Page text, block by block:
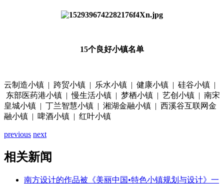
15个良好小镇名单
云制造小镇 | 跨贸小镇 | 乐水小镇 | 健康小镇 | 硅谷小镇 |
东部医药港小镇 | 慢生活小镇 | 梦栖小镇 | 艺创小镇 | 南宋
皇城小镇 | 丁兰智慧小镇 | 湘湖金融小镇 | 西溪谷互联网金
融小镇 | 啤酒小镇 | 红叶小镇
previous next
相关新闻
南方设计的作品被《美丽中国•特色小镇规划与设计》一